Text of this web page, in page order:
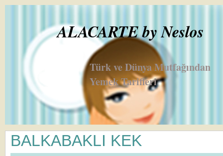
ALACARTE by Neslos
Türk ve Dünya Mutfağından
Yemek Tarifleri
BALKABAKLI KEK